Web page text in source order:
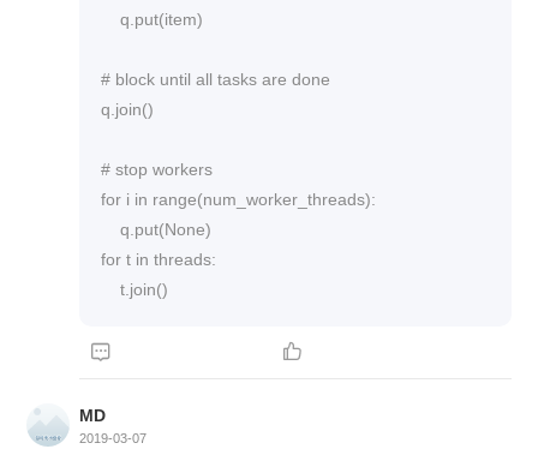
# block until all tasks are done
q.join()
# stop workers
for i in range(num_worker_threads):
for t in threads:
    t.join()
 
MD
2019-03-07